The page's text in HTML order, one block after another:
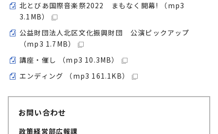
北とびあ国際音楽祭2022 まもなく開幕! （mp3
3.1MB）
公益財団法人北区文化振興財団 公演ピックアップ
（mp3 1.7MB）
講座・催し （mp3 10.3MB）
エンディング （mp3 161.1KB）
お問い合わせ
政策経営部広報課